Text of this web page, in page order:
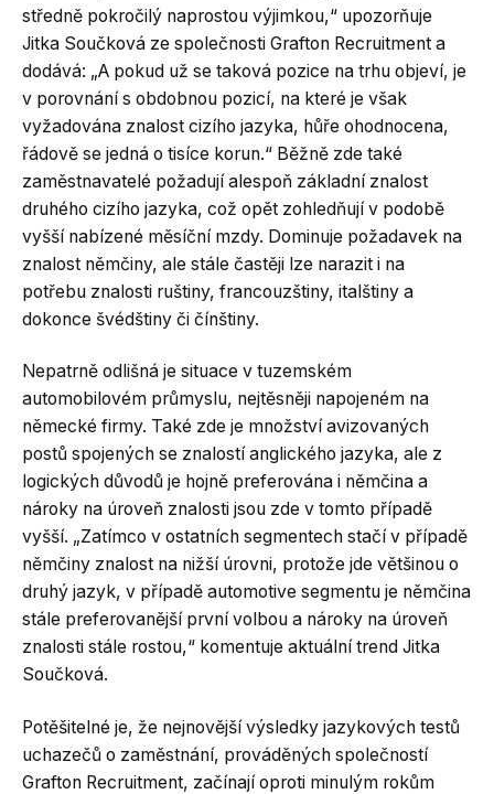
středně pokročilý naprostou výjimkou,“ upozorňuje
Jitka Součková ze společnosti Grafton Recruitment a
dodává: „A pokud už se taková pozice na trhu objeví, je
v porovnání s obdobnou pozicí, na které je však
vyžadována znalost cizího jazyka, hůře ohodnocena,
řádově se jedná o tisíce korun.“ Běžně zde také
zaměstnavatelé požadují alespoň základní znalost
druhého cizího jazyka, což opět zohledňují v podobě
vyšší nabízené měsíční mzdy. Dominuje požadavek na
znalost němčiny, ale stále častěji lze narazit i na
potřebu znalosti ruštiny, francouzštiny, italštiny a
dokonce švédštiny či čínštiny.
Nepatrně odlišná je situace v tuzemském
automobilovém průmyslu, nejtěsněji napojeném na
německé firmy. Také zde je množství avizovaných
postů spojených se znalostí anglického jazyka, ale z
logických důvodů je hojně preferována i němčina a
nároky na úroveň znalosti jsou zde v tomto případě
vyšší. „Zatímco v ostatních segmentech stačí v případě
němčiny znalost na nižší úrovni, protože jde většinou o
druhý jazyk, v případě automotive segmentu je němčina
stále preferovanější první volbou a nároky na úroveň
znalosti stále rostou,“ komentuje aktuální trend Jitka
Součková.
Potěšitelné je, že nejnovější výsledky jazykových testů
uchazečů o zaměstnání, prováděných společností
Grafton Recruitment, začínají oproti minulým rokům